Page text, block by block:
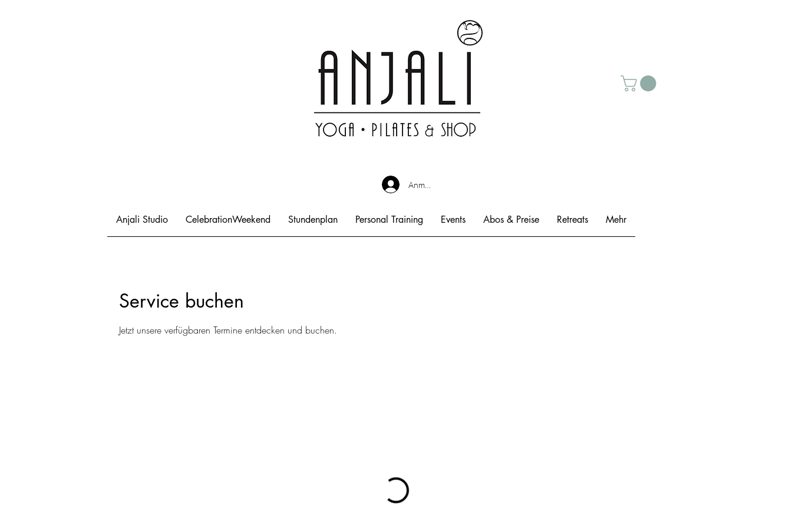
Anmelden
Anjali Studio CelebrationWeekend Stundenplan Personal Training Events Abos & Preise Retreats Mehr
Service buchen
Jetzt unsere verfügbaren Termine entdecken und buchen.